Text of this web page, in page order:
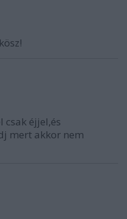
csak éjjel,és
mert akkor nem